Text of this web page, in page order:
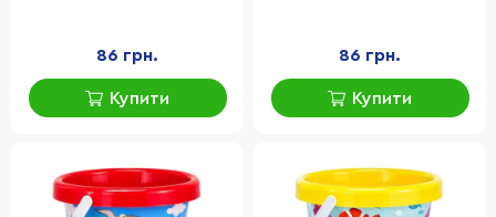
86 грн.
Купити
86 грн.
Купити